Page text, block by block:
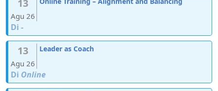
13
Agu 26
Di -
13
Agu 26
Leader as Coach
Di Online